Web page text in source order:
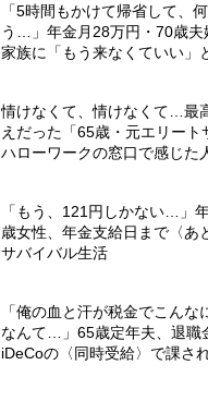
「5時間もかけて帰省して、
う…」年金月28万円・70歳夫
家族に「もう来なくていい」
情けなくて、情けなくて…最
えだった「65歳・元エリート
ハローワークの窓口で感じた
「もう、121円しかない…」
歳女性、年金支給日まで〈あ
サバイバル生活
「俺の血と汗が税金でこんな
なんて…」65歳定年夫、退職
iDeCoの〈同時受給〉で課さ